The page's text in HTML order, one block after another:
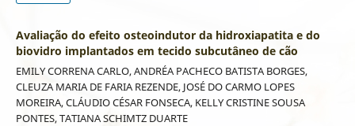
Avaliação do efeito osteoindutor da hidroxiapatita e do
biovidro implantados em tecido subcutâneo de cão
EMILY CORRENA CARLO, ANDRÉA PACHECO BATISTA BORGES,
CLEUZA MARIA DE FARIA REZENDE, JOSÉ DO CARMO LOPES
MOREIRA, CLÁUDIO CÉSAR FONSECA, KELLY CRISTINE SOUSA
PONTES, TATIANA SCHIMTZ DUARTE